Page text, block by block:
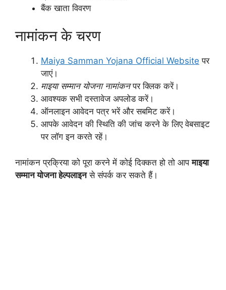
बैंक खाता विवरण
नामांकन के चरण
Maiya Samman Yojana Official Website पर
जाएं।
माइया सम्मान योजना नामांकनपर क्लिक करें।
आवश्यक सभी दस्तावेज अपलोड करें।
ऑनलाइन आवेदन पत्र भरें और सबमिट करें।
आपके आवेदन की स्थिति की जांच करने के लिए वेबसाइट
पर लॉग इन करते रहें।
नामांकन प्रक्रिया को पूरा करने में कोई दिक्कत हो तो आपमाइया
सम्मान योजना हेल्पलाइनसे संपर्क कर सकते हैं।